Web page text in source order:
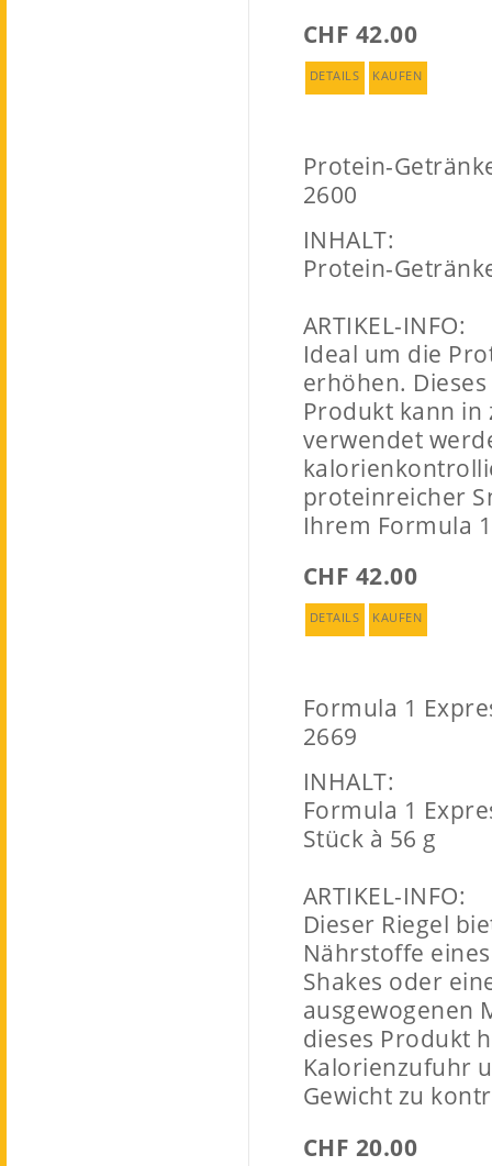
CHF 42.00
DETAILS KAUFEN
Protein-
2600
INHALT:
Protein-
ARTIKEL-INFO:
Ideal um die
erhöhen.
Produkt kann in
verwendet
proteinreicher
Ihrem Formula
CHF 42.00
DETAILS KAUFEN
Formula 1
2669
INHALT:
Formula 1
Stück à 56 g
ARTIKEL-INFO:
Dieser Riegel
Nährstoffe
Shakes oder
ausgewogenen
dieses Produkt
Kalorienzufuhr
Gewicht zu
CHF 20.00